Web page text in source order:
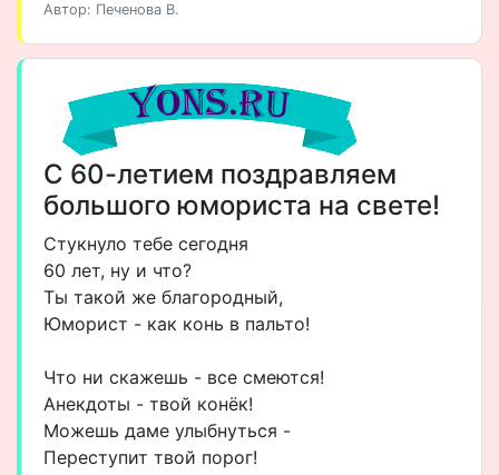
Автор: Печенова В.
С 60-летием поздравляем
большого юмориста на свете!
Стукнуло тебе сегодня
60 лет, ну и что?
Ты такой же благородный,
Юморист - как конь в пальто!
Что ни скажешь - все смеются!
Анекдоты - твой конёк!
Можешь даме улыбнуться -
Переступит твой порог!